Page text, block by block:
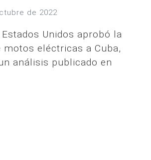
de 2022
Unidos aprobó la
motos eléctricas a Cuba,
análisis publicado en